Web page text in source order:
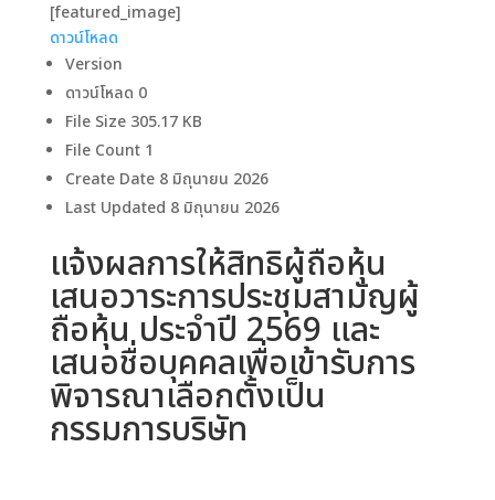
[featured_image]
ดาวน์โหลด
Version
ดาวน์โหลด 0
File Size 305.17 KB
File Count 1
Create Date 8 มิถุนายน 2026
Last Updated 8 มิถุนายน 2026
แจ้งผลการให้สิทธิผู้ถือหุ้น
เสนอวาระการประชุมสามัญผู้
ถือหุ้น ประจำปี 2569 และ
เสนอชื่อบุคคลเพื่อเข้ารับการ
พิจารณาเลือกตั้งเป็น
กรรมการบริษัท